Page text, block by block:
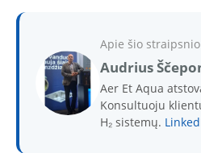
Apie šio
Audrius
Aer Et Aqua
Konsultuoju
H₂ sistemų.